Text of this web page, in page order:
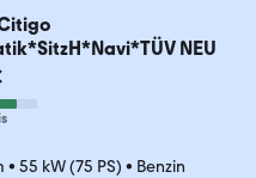
NEU
• 55 kW (75 PS) • Benzin